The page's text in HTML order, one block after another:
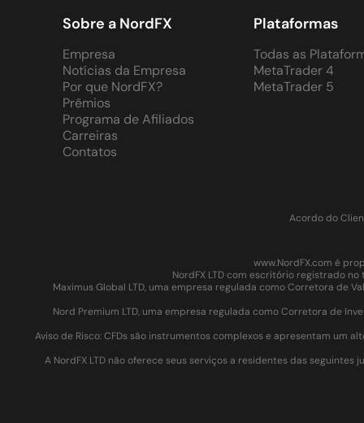
Sobre a NordFX
Empresa
Notícias da Empresa
Por que NordFX?
Prêmios
Programa de Afiliados
Carreiras
Contatos
Plataformas
Todas as
MetaTrader 4
MetaTrader 5
Acordo do
www.NordFX.com é
NordFX LTD com escritório registrado
Maximus Global LTD, uma empresa regulada como Corretora de
Nord Premium LTD, uma empresa regulada como Corretora de
Aviso de Risco: CFDs são instrumentos complexos e apresentam um
A NordFX LTD não oferece seus serviços a residentes das seguintes